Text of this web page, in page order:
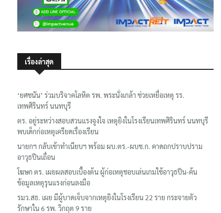
เรื่องล่าสุด
‘ยศชนัน’ ร่วมบริจาคโลหิต รพ. พระนั่งเกล้า ช่วยเหยื่อเหตุ รร.
เทพศิรินทร์ นนทบุรี
ตร. อยู่ระหว่างสอบสวนแรงจูงใจ เหตุยิงในโรงเรียนเทพศิรินทร์ นนทบุรี
พบเด็กก่อเหตุเครียดเรื่องเรียน
นายกฯ กลับเข้าทำเนียบฯ พร้อม ผบ.ตร.-ผบช.ก. คาดถกปราบปราม
อาวุธปืนเถื่อน
โฆษก ตร. เผยผลสอบเบื้องต้น ผู้ก่อเหตุชอบเล่นเกมใช้อาวุธปืน-ค้น
ข้อมูลเหตุรุนแรงก่อนลงมือ
รมว.สธ. เผย มีผู้บาดเจ็บจากเหตุยิงในโรงเรียน 22 ราย กระจายตัว
รักษาใน 6 รพ. วิกฤต 9 ราย